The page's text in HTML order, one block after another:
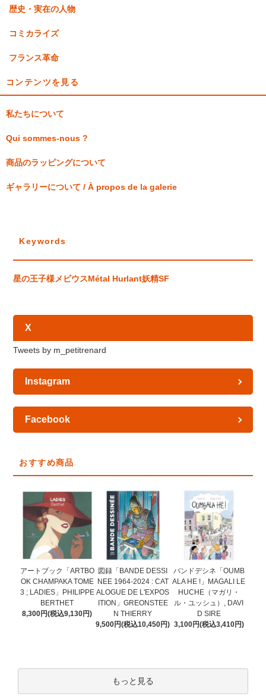
歴史・実在の人物
コミカライズ
フランス革命
コンテンツを見る
私たちについて
Qui sommes-nous ?
商品のラッピングについて
ギャラリーについて / À propos de la galerie
Keywords
星の王子様メビウスMétal Hurlant妖精SF
X
Tweets by m_petitrenard
Instagram
Facebook
おすすめ商品
アートブック「ARTBO
OK CHAMPAKA TOME
3 ; LADIES」PHILIPPE
BERTHET
8,300円(税込9,130円)
図録「BANDE DESSI
NEE 1964-2024 : CAT
ALOGUE DE L'EXPOS
ITION」GREONSTEE
N THIERRY
9,500円(税込10,450円)
バンドデシネ「OUMB
ALA HE !」MAGALI LE
HUCHE（マガリ・
ル・ユッシュ）, DAVI
D SIRE
3,100円(税込3,410円)
もっと見る